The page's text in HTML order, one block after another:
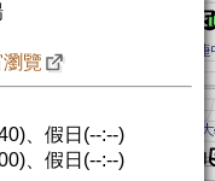
覽
、假日(--:--)
、假日(--:--)